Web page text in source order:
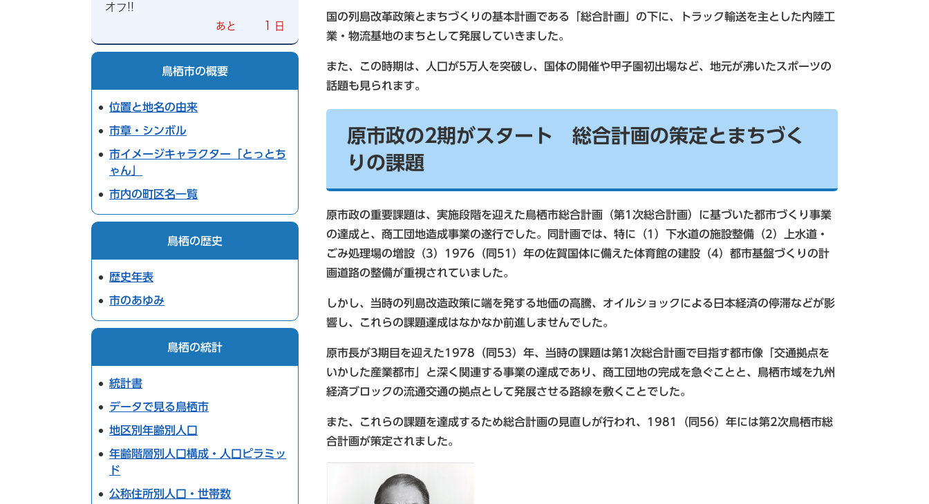
国の列島改革政策とまちづくりの基本計画である「総合計画」の下に、トラック輸送を主とした内陸工
業・物流基地のまちとして発展していきました。
また、この時期は、人口が5万人を突破し、国体の開催や甲子園初出場など、地元が沸いたスポーツの
話題も見られます。
原市政の2期がスタート 総合計画の策定とまちづく
りの課題
原市政の重要課題は、実施段階を迎えた鳥栖市総合計画（第1次総合計画）に基づいた都市づくり事業
の達成と、商工団地造成事業の遂行でした。同計画では、特に（1）下水道の施設整備（2）上水道・
ごみ処理場の増設（3）1976（同51）年の佐賀国体に備えた体育館の建設（4）都市基盤づくりの計
画道路の整備が重視されていました。
しかし、当時の列島改造政策に端を発する地価の高騰、オイルショックによる日本経済の停滞などが影
響し、これらの課題達成はなかなか前進しませんでした。
原市長が3期目を迎えた1978（同53）年、当時の課題は第1次総合計画で目指す都市像「交通拠点を
いかした産業都市」と深く関連する事業の達成であり、商工団地の完成を急ぐことと、鳥栖市域を九州
経済ブロックの流通交通の拠点として発展させる路線を敷くことでした。
また、これらの課題を達成するため総合計画の見直しが行われ、1981（同56）年には第2次鳥栖市総
合計画が策定されました。
オフ!!
あと 1 日
鳥栖市の概要
位置と地名の由来
市章・シンボル
市イメージキャラクター「とっとち
ゃん」
市内の町区名一覧
鳥栖の歴史
歴史年表
市のあゆみ
鳥栖の統計
統計書
データで見る鳥栖市
地区別年齢別人口
年齢階層別人口構成・人口ピラミッ
ド
公称住所別人口・世帯数